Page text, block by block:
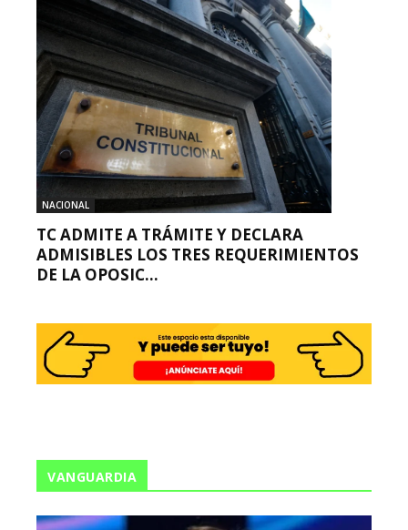
NACIONAL
TC ADMITE A TRÁMITE Y DECLARA
ADMISIBLES LOS TRES REQUERIMIENTOS
DE LA OPOSIC...
VANGUARDIA